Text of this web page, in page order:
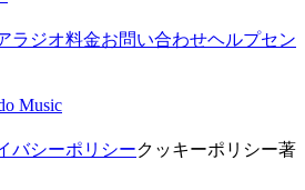
ラジオ料金お問い合わせヘルプセン
Music
バシーポリシークッキーポリシー著